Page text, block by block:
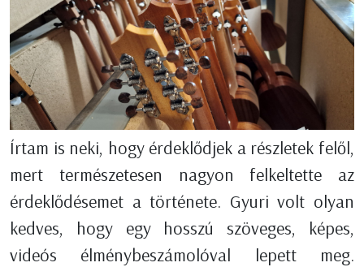
Írtam is neki, hogy érdeklődjek a részletek felől,
mert természetesen nagyon felkeltette az
érdeklődésemet a története. Gyuri volt olyan
kedves, hogy egy hosszú szöveges, képes,
videós élménybeszámolóval lepett meg.